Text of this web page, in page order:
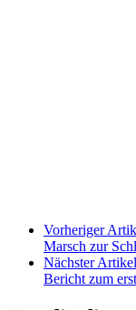
Vorheriger
Marsch zur
Nächster Artikel
Bericht zum